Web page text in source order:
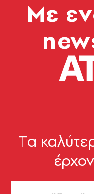
Mε
Tα